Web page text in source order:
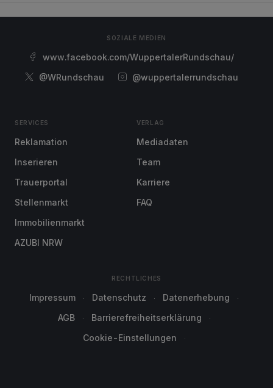
SOZIALE MEDIEN
www.facebook.com/WuppertalerRundschau/
@WRundschau
@wuppertalerrundschau
SERVICES
Reklamation
Inserieren
Trauerportal
Stellenmarkt
Immobilienmarkt
AZUBI NRW
VERLAG
Mediadaten
Team
Karriere
FAQ
RECHTLICHES
Impressum Datenschutz
Datenerhebung
AGB
Barrierefreiheitserklärung
Cookie-Einstellungen